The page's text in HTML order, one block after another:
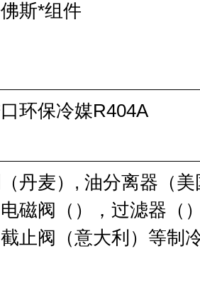
斯*组件
环保冷媒R404A
丹麦）, 油分离器（
磁阀（），过滤器（
止阀（意大利）等制